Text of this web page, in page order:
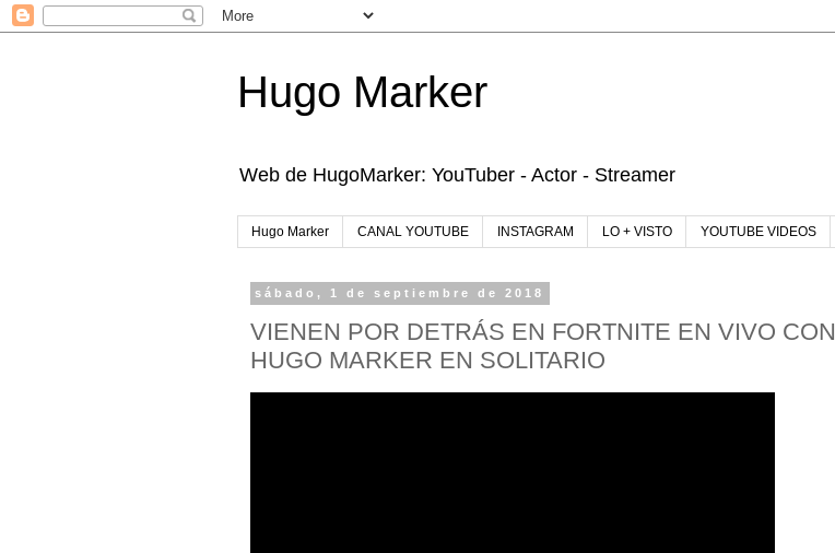
Hugo Marker
Web de HugoMarker: YouTuber - Actor - Streamer
Hugo Marker CANAL YOUTUBE INSTAGRAM LO + VISTO YOUTUBE VIDEOS
sábado, 1 de septiembre de 2018
VIENEN POR DETRÁS EN FORTNITE EN VIVO CON
HUGO MARKER EN SOLITARIO